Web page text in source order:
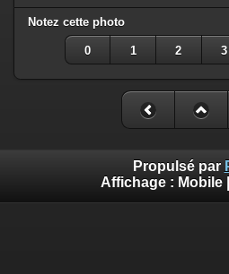
Notez cette photo
0 1 2 3
Propulsé par
Affichage : Mobile